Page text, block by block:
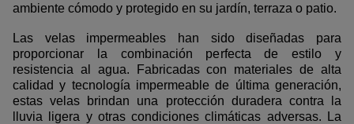
ambiente cómodo y protegido en su jardín, terraza o patio.
Las velas impermeables han sido diseñadas para
proporcionar la combinación perfecta de estilo y
resistencia al agua. Fabricadas con materiales de alta
calidad y tecnología impermeable de última generación,
estas velas brindan una protección duradera contra la
lluvia ligera y otras condiciones climáticas adversas. La